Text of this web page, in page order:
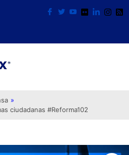
»
ciudadanas #Reforma102